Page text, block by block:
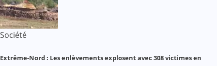
Société
Extrême-Nord : Les enlèvements explosent avec 308 victimes en